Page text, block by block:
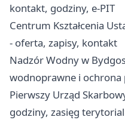
kontakt, godziny, e-PIT
Centrum Kształcenia
- oferta, zapisy, kontakt
Nadzór Wodny w
wodnoprawne i
Pierwszy Urząd
godziny, zasięg